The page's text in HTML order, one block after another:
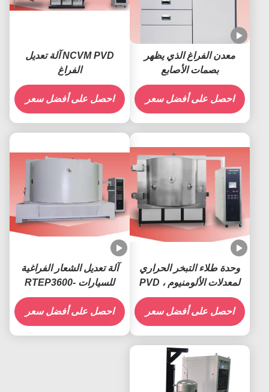
معدن الفراغ الذي يظهر
بصمات الأصابع
احصل على أفضل سعر
NCVM PVD آلة تعديل
الفراغ
احصل على أفضل سعر
وحدة طلاء التبخر الحراري
لمعدلات الألومنيوم PVD ،
PMMA الاكريليك للسيارات
احصل على أفضل سعر
آلة تعديل الشعار الفراغية
للسيارات -RTEP3600
احصل على أفضل سعر